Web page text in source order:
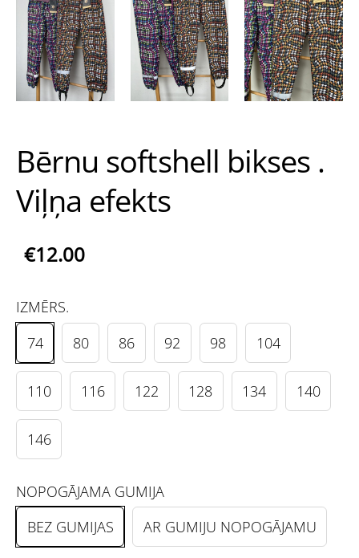
Bērnu softshell bikses .
Viļņa efekts
€12.00
IZMĒRS.
74
80 86 92 98 104
110 116 122 128 134 140
146
NOPOGĀJAMA GUMIJA
BEZ GUMIJAS
AR GUMIJU NOPOGĀJAMU